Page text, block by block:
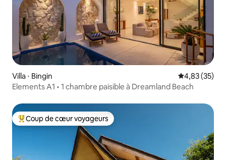
Villa ⋅ Bingin Évaluation
4,83 (35)
Elements A1 • 1 chambre paisible à Dreamland Beach
Coups de cœur voyageurs les plus appréciés
Coup de cœur voyageurs